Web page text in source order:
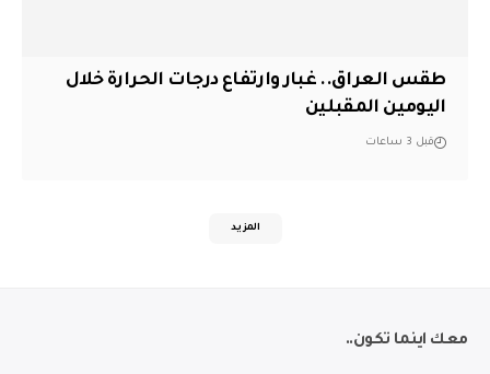
طقس العراق.. غبار وارتفاع درجات الحرارة خلال
اليومين المقبلين
قبل 3 ساعات
المزيد
معك اينما تكون..